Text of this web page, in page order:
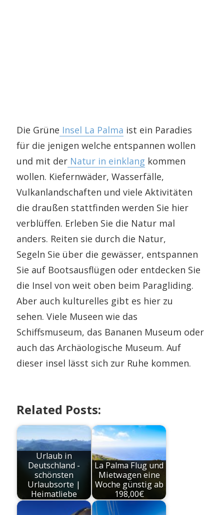
Die Grüne Insel La Palma ist ein Paradies
für die jenigen welche entspannen wollen
und mit der Natur in einklang kommen
wollen. Kiefernwäder, Wasserfälle,
Vulkanlandschaften und viele Aktivitäten
die draußen stattfinden werden Sie hier
verblüffen. Erleben Sie die Natur mal
anders. Reiten sie durch die Natur,
Segeln Sie über die gewässer, entspannen
Sie auf Bootsausflügen oder entdecken Sie
die Insel von weit oben beim Paragliding.
Aber auch kulturelles gibt es hier zu
sehen. Viele Museen wie das
Schiffsmuseum, das Bananen Museum oder
auch das Archäologische Museum. Auf
dieser insel lässt sich zur Ruhe kommen.
Related Posts:
Urlaub in
Deutschland -
schönsten
Urlaubsorte |
Heimatliebe
La Palma Flug und
Mietwagen eine
Woche günstig ab
198,00€